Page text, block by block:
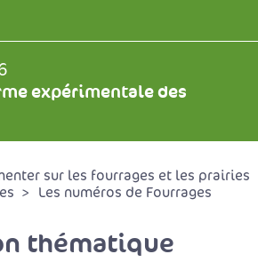
expérimentale des
sur les fourrages et les prairies
Les numéros de Fourrages
thématique